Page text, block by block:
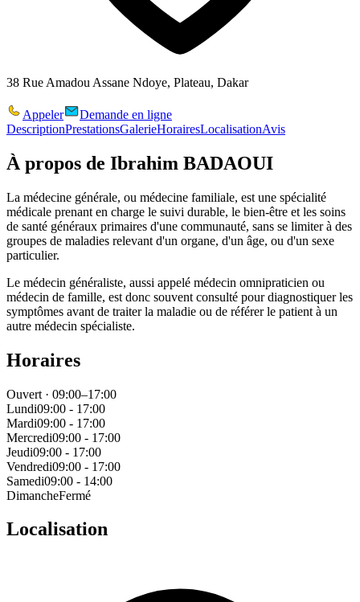
38 Rue Amadou Assane Ndoye, Plateau, Dakar
Appeler
Demande en ligne
DescriptionPrestationsGalerieHorairesLocalisationAvis
À propos de Ibrahim BADAOUI
La médecine générale, ou médecine familiale, est une spécialité
médicale prenant en charge le suivi durable, le bien-être et les soins
de santé généraux primaires d'une communauté, sans se limiter à des
groupes de maladies relevant d'un organe, d'un âge, ou d'un sexe
particulier.
Le médecin généraliste, aussi appelé médecin omnipraticien ou
médecin de famille, est donc souvent consulté pour diagnostiquer les
symptômes avant de traiter la maladie ou de référer le patient à un
autre médecin spécialiste.
Horaires
Ouvert · 09:00–17:00
Lundi09:00 - 17:00
Mardi09:00 - 17:00
Mercredi09:00 - 17:00
Jeudi09:00 - 17:00
Vendredi09:00 - 17:00
Samedi09:00 - 14:00
DimancheFermé
Localisation